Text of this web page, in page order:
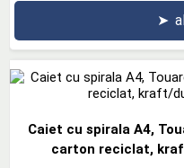
➤
Caiet cu spirala A4,
carton reciclat,